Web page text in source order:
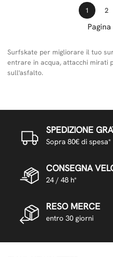
1 2
Surfskate per migliorare il tuo
entrare in acqua, attacchi mirati
sull'asfalto.
SPEDIZIONE
Sopra 80€ di spesa*
CONSEGNA
24 / 48 h*
RESO MERCE
entro 30 giorni